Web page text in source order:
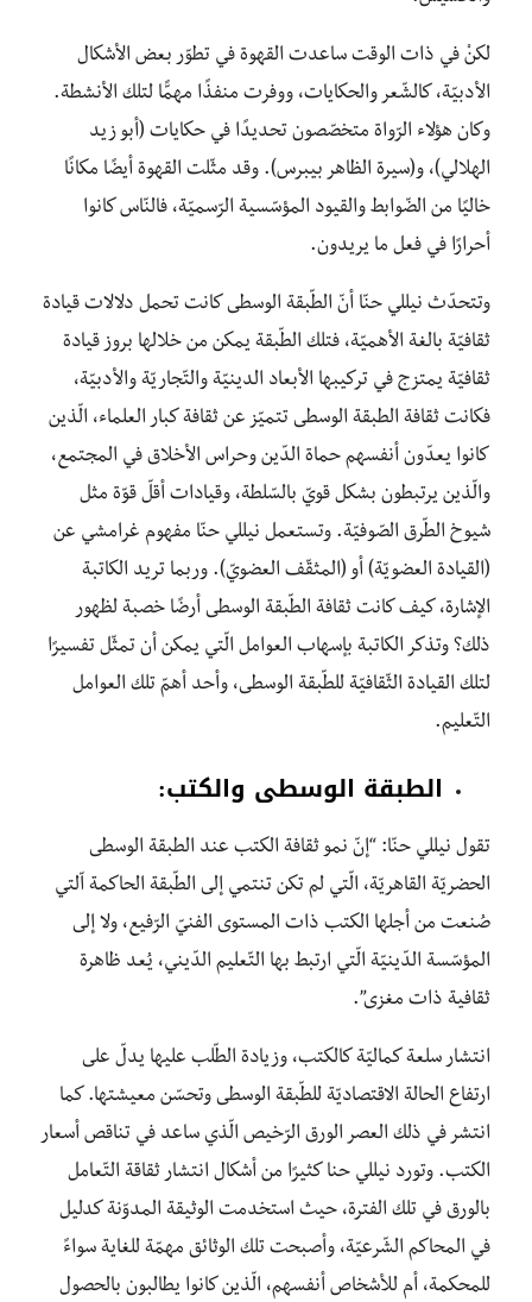
لكنْ في ذات الوقت ساعدت القهوة في تطوّر بعض الأشكال
الأدبيّة، كالشّعر والحكايات، ووفرت منفذًا مهمًّا لتلك الأنشطة.
وكان هؤلاء الرّواة متخصّصون تحديدًا في حكايات (أبو زيد
الهلالي)، و(سيرة الظاهر بيبرس). وقد مثّلت القهوة أيضًا مكانًا
خاليًا من الضّوابط والقيود المؤسّسية الرّسميّة، فالنّاس كانوا
أحرارًا في فعل ما يريدون.
وتتحدّث نيللي حنّا أنّ الطّبقة الوسطى كانت تحمل دلالات قيادة
ثقافيّة بالغة الأهميّة، فتلك الطّبقة يمكن من خلالها بروز قيادة
ثقافيّة يمتزج في تركيبها الأبعاد الدينيّة والتّجاريّة والأدبيّة،
فكانت ثقافة الطبقة الوسطى تتميّز عن ثقافة كبار العلماء، الّذين
كانوا يعدّون أنفسهم حماة الدّين وحراس الأخلاق في المجتمع،
والّذين يرتبطون بشكل قويّ بالسّلطة، وقيادات أقلّ قوّة مثل
شيوخ الطّرق الصّوفيّة. وتستعمل نيللي حنّا مفهوم غرامشي عن
(القيادة العضويّة) أو (المثقّف العضويّ). وربما تريد الكاتبة
الإشارة، كيف كانت ثقافة الطّبقة الوسطى أرضًا خصبة لظهور
ذلك؟ وتذكر الكاتبة بإسهاب العوامل الّتي يمكن أن تمثّل تفسيرًا
لتلك القيادة الثّقافيّة للطّبقة الوسطى، وأحد أهمّ تلك العوامل
التّعليم.
الطبقة الوسطى والكتب:
تقول نيللي حنّا: “إنّ نمو ثقافة الكتب عند الطبقة الوسطى
الحضريّة القاهريّة، الّتي لم تكن تنتمي إلى الطّبقة الحاكمة اّلتي
صُنعت من أجلها الكتب ذات المستوى الفنيّ الرّفيع، ولا إلى
المؤسّسة الدّينيّة الّتي ارتبط بها التّعليم الدّيني، يُعد ظاهرة
ثقافية ذات مغزى”.
انتشار سلعة كماليّة كالكتب، وزيادة الطّلب عليها يدلّ على
ارتفاع الحالة الاقتصاديّة للطّبقة الوسطى وتحسّن معيشتها. كما
انتشر في ذلك العصر الورق الرّخيص الّذي ساعد في تناقص أسعار
الكتب. وتورد نيللي حنا كثيرًا من أشكال انتشار ثقاقة التّعامل
بالورق في تلك الفترة، حيث استخدمت الوثيقة المدوّنة كدليل
في المحاكم الشّرعيّة، وأصبحت تلك الوثائق مهمّة للغاية سواءً
للمحكمة، أم للأشخاص أنفسهم، الّذين كانوا يطالبون بالحصول